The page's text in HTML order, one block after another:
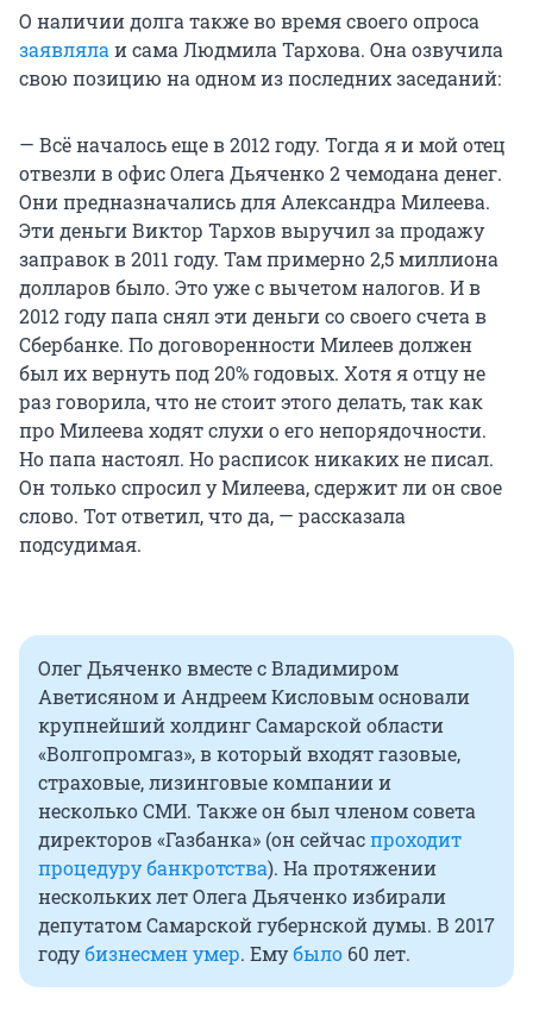
О наличии долга также во время своего опроса
заявляла и сама Людмила Тархова. Она озвучила
свою позицию на одном из последних заседаний:
— Всё началось еще в 2012 году. Тогда я и мой отец
отвезли в офис Олега Дьяченко 2 чемодана денег.
Они предназначались для Александра Милеева.
Эти деньги Виктор Тархов выручил за продажу
заправок в 2011 году. Там примерно 2,5 миллиона
долларов было. Это уже с вычетом налогов. И в
2012 году папа снял эти деньги со своего счета в
Сбербанке. По договоренности Милеев должен
был их вернуть под 20% годовых. Хотя я отцу не
раз говорила, что не стоит этого делать, так как
про Милеева ходят слухи о его непорядочности.
Но папа настоял. Но расписок никаких не писал.
Он только спросил у Милеева, сдержит ли он свое
слово. Тот ответил, что да, — рассказала
подсудимая.
Олег Дьяченко вместе с Владимиром
Аветисяном и Андреем Кисловым основали
крупнейший холдинг Самарской области
«Волгопромгаз», в который входят газовые,
страховые, лизинговые компании и
несколько СМИ. Также он был членом совета
директоров «Газбанка» (он сейчаспроходит
процедуру банкротства). На протяжении
нескольких лет Олега Дьяченко избирали
депутатом Самарской губернской думы. В 2017
годубизнесмен умер. Емубыло 60 лет.